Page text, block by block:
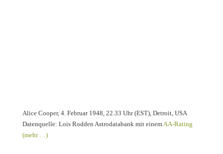
Alice Cooper, 4. Februar 1948, 22.33 Uhr (EST), Detroit, USA
Datenquelle: Lois Rodden Astrodatabank mit einemAA-Rating
(mehr …)